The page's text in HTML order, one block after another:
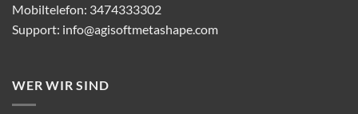
Mobiltelefon: 3474333302
Support: info@agisoftmetashape.com
WER WIR SIND